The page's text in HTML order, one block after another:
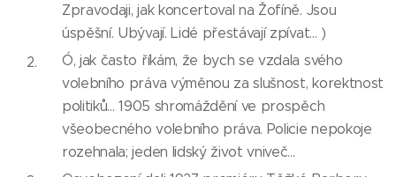
Zpravodaji, jak koncertoval na Žofíně. Jsou
úspěšní. Ubývají. Lidé přestávají zpívat... )
Ó, jak často říkám, že bych se vzdala svého
volebního práva výměnou za slušnost, korektnost
politiků... 1905 shromáždění ve prospěch
všeobecného volebního práva. Policie nepokoje
rozehnala; jeden lidský život vniveč...